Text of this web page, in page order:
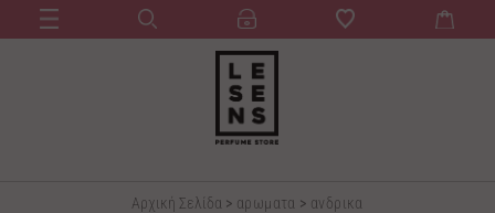
Αρχική Σελίδα > αρωματα > ανδρικα